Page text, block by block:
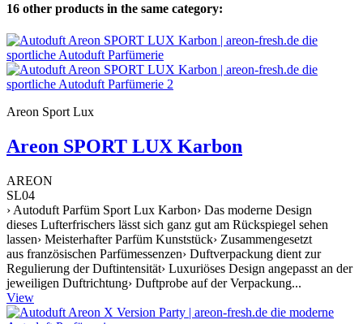
16 other products in the same category:
Areon Sport Lux
Areon SPORT LUX Karbon
AREON
SL04
› Autoduft Parfüm Sport Lux Karbon› Das moderne Design
dieses Lufterfrischers lässt sich ganz gut am Rückspiegel sehen
lassen› Meisterhafter Parfüm Kunststück› Zusammengesetzt
aus französischen Parfümessenzen› Duftverpackung dient zur
Regulierung der Duftintensität› Luxuriöses Design angepasst an der
jeweiligen Duftrichtung› Duftprobe auf der Verpackung...
View